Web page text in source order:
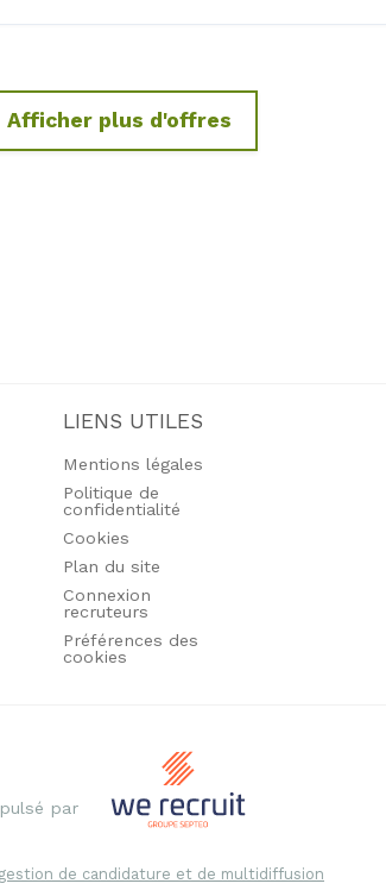
Afficher plus d'offres
LIENS UTILES
Mentions légales
Politique de
confidentialité
Cookies
Plan du site
Connexion
recruteurs
Préférences des
cookies
par
de candidature et de multidiffusion